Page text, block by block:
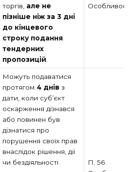
торгів, але не
пізніше ніж за 3 дні
до кінцевого
строку подання
тендерних
пропозицій.
Можуть подаватися
протягом 4 днів з
дати, коли суб’єкт
оскарження дізнався
або повинен був
дізнатися про
порушення своїх прав
внаслідок рішення, дії
чи бездіяльності
П. 56